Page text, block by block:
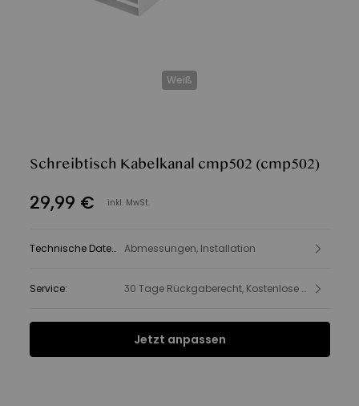
Weiß
Schreibtisch Kabelkanal cmp502 (cmp502)
29,99 € inkl. MwSt.
Technische Daten Abmessungen, Installation
Service: 30 Tage Rückgaberecht, Kostenlose Lieferung, Produkt- und Sicherheitsinformationen
Jetzt anpassen